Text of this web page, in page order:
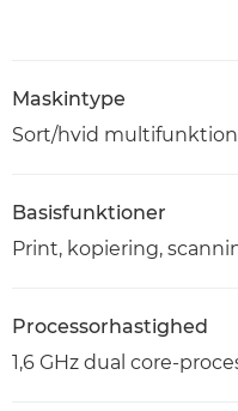
Maskintype
Sort/hvid
Basisfunktioner
Print, kopiering,
Processorhastighed
1,6 GHz dual core-